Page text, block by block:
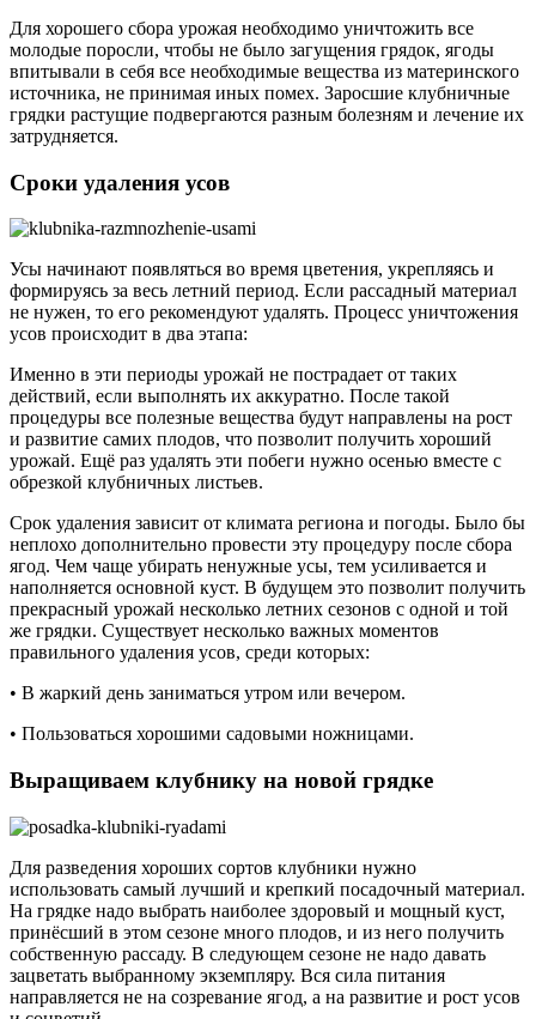
Для хорошего сбора урожая необходимо уничтожить все
молодые поросли, чтобы не было загущения грядок, ягоды
впитывали в себя все необходимые вещества из материнского
источника, не принимая иных помех. Заросшие клубничные
грядки растущие подвергаются разным болезням и лечение их
затрудняется.
Сроки удаления усов
Усы начинают появляться во время цветения, укрепляясь и
формируясь за весь летний период. Если рассадный материал
не нужен, то его рекомендуют удалять. Процесс уничтожения
усов происходит в два этапа:
Именно в эти периоды урожай не пострадает от таких
действий, если выполнять их аккуратно. После такой
процедуры все полезные вещества будут направлены на рост
и развитие самих плодов, что позволит получить хороший
урожай. Ещё раз удалять эти побеги нужно осенью вместе с
обрезкой клубничных листьев.
Срок удаления зависит от климата региона и погоды. Было бы
неплохо дополнительно провести эту процедуру после сбора
ягод. Чем чаще убирать ненужные усы, тем усиливается и
наполняется основной куст. В будущем это позволит получить
прекрасный урожай несколько летних сезонов с одной и той
же грядки. Существует несколько важных моментов
правильного удаления усов, среди которых:
• В жаркий день заниматься утром или вечером.
• Пользоваться хорошими садовыми ножницами.
Выращиваем клубнику на новой грядке
Для разведения хороших сортов клубники нужно
использовать самый лучший и крепкий посадочный материал.
На грядке надо выбрать наиболее здоровый и мощный куст,
принёсший в этом сезоне много плодов, и из него получить
собственную рассаду. В следующем сезоне не надо давать
зацветать выбранному экземпляру. Вся сила питания
направляется не на созревание ягод, а на развитие и рост усов